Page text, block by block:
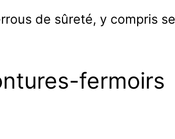
de sûreté, y compris